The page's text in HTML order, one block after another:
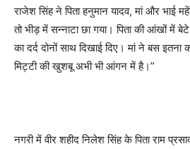
राजेश सिंह ने पिता हनुमान यादव, मां और भाई
तो भीड़ में सन्नाटा छा गया। पिता की आंखों में बेटे
का दर्द दोनों साथ दिखाई दिए। मां ने बस
मिट्टी की खुशबू अभी भी आंगन में है।”
नगरी में वीर शहीद निलेश सिंह के पिता राम